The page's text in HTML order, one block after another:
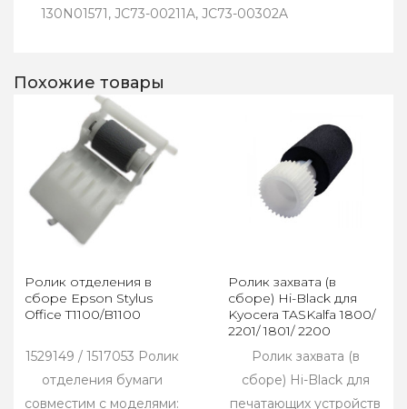
130N01571, JC73-00211A, JC73-00302A
Похожие товары
Ролик отделения в
сборе Epson Stylus
Office T1100/B1100
1529149 / 1517053 Ролик
отделения бумаги
совместим с моделями:
Ролик захвата (в
сборе) Hi-Black для
Kyocera TASKalfa 1800/
2201/ 1801/ 2200
Ролик захвата (в
сборе) Hi-Black для
печатающих устройств